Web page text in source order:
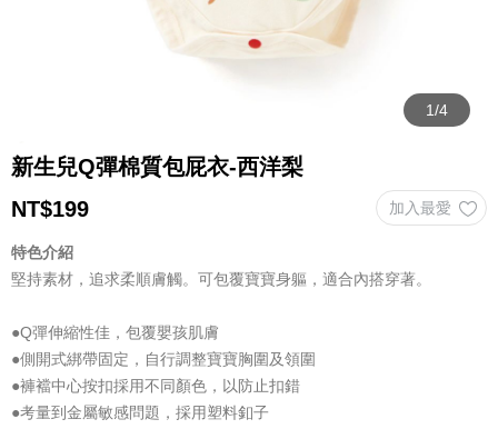
新生兒Q彈棉質包屁衣-西洋梨
NT$199
特色介紹
堅持素材，追求柔順膚觸。可包覆寶寶身軀，適合內搭穿著。
●Q彈伸縮性佳，包覆嬰孩肌膚
●側開式綁帶固定，自行調整寶寶胸圍及領圍
●褲襠中心按扣採用不同顏色，以防止扣錯
●考量到金屬敏感問題，採用塑料釦子